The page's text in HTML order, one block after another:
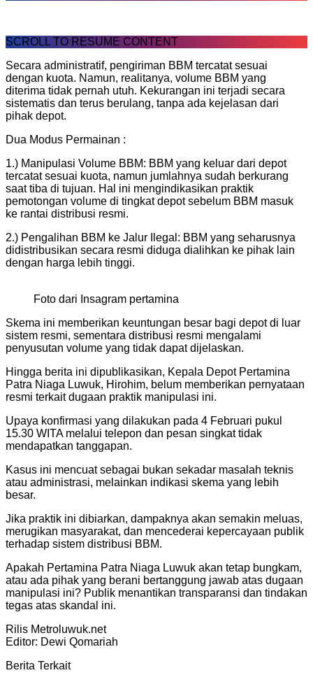
SCROLL TO RESUME CONTENT
Secara administratif, pengiriman BBM tercatat sesuai
dengan kuota. Namun, realitanya, volume BBM yang
diterima tidak pernah utuh. Kekurangan ini terjadi secara
sistematis dan terus berulang, tanpa ada kejelasan dari
pihak depot.
Dua Modus Permainan :
1.) Manipulasi Volume BBM: BBM yang keluar dari depot
tercatat sesuai kuota, namun jumlahnya sudah berkurang
saat tiba di tujuan. Hal ini mengindikasikan praktik
pemotongan volume di tingkat depot sebelum BBM masuk
ke rantai distribusi resmi.
2.) Pengalihan BBM ke Jalur Ilegal: BBM yang seharusnya
didistribusikan secara resmi diduga dialihkan ke pihak lain
dengan harga lebih tinggi.
Foto dari Insagram pertamina
Skema ini memberikan keuntungan besar bagi depot di luar
sistem resmi, sementara distribusi resmi mengalami
penyusutan volume yang tidak dapat dijelaskan.
Hingga berita ini dipublikasikan, Kepala Depot Pertamina
Patra Niaga Luwuk, Hirohim, belum memberikan pernyataan
resmi terkait dugaan praktik manipulasi ini.
Upaya konfirmasi yang dilakukan pada 4 Februari pukul
15.30 WITA melalui telepon dan pesan singkat tidak
mendapatkan tanggapan.
Kasus ini mencuat sebagai bukan sekadar masalah teknis
atau administrasi, melainkan indikasi skema yang lebih
besar.
Jika praktik ini dibiarkan, dampaknya akan semakin meluas,
merugikan masyarakat, dan mencederai kepercayaan publik
terhadap sistem distribusi BBM.
Apakah Pertamina Patra Niaga Luwuk akan tetap bungkam,
atau ada pihak yang berani bertanggung jawab atas dugaan
manipulasi ini? Publik menantikan transparansi dan tindakan
tegas atas skandal ini.
Rilis Metroluwuk.net
Editor: Dewi Qomariah
Berita Terkait